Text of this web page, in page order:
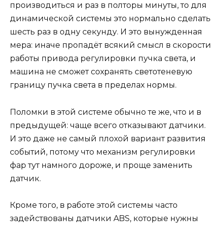
производиться и раз в полторы минуты, то для
динамической системы это нормально сделать
шесть раз в одну секунду. И это вынужденная
мера: иначе пропадёт всякий смысл в скорости
работы привода регулировки пучка света, и
машина не сможет сохранять светотеневую
границу пучка света в пределах нормы.
Поломки в этой системе обычно те же, что и в
предыдущей: чаще всего отказывают датчики.
И это даже не самый плохой вариант развития
событий, потому что механизм регулировки
фар тут намного дороже, и проще заменить
датчик.
Кроме того, в работе этой системы часто
задействованы датчики ABS, которые нужны